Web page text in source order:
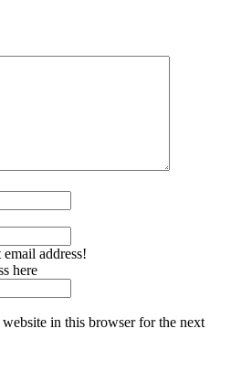
address!
here
in this browser for the next